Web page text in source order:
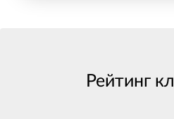
Рейтинг